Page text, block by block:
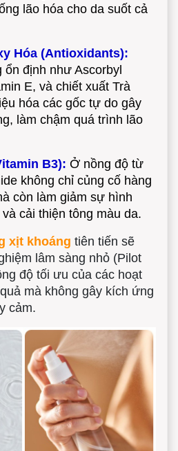
lão hóa cho da suốt cả
Hóa (Antioxidants):
ổn định như Ascorbyl
E, và chiết xuất Trà
hóa các gốc tự do gây
làm chậm quá trình lão
B3): Ở nồng độ từ
không chỉ củng cố hàng
còn làm giảm sự hình
cải thiện tông màu da.
xịt khoáng tiên tiến sẽ
lâm sàng nhỏ (Pilot
độ tối ưu của các hoạt
mà không gây kích ứng
cảm.